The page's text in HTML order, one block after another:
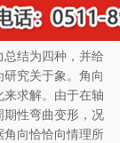
总结为四种，并给
究关于象。角向
求解。由于在轴
期性弯曲变形，况
角向恰恰向情理所